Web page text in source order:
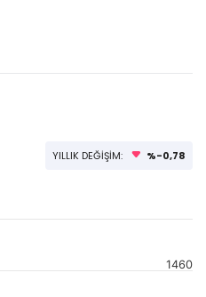
YILLIK DEĞİŞİM: %-0,78
1460